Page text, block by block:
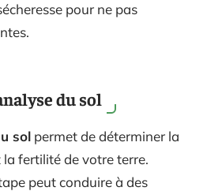
pour ne pas
du sol
sol permet de déterminer la
fertilité de votre terre.
peut conduire à des